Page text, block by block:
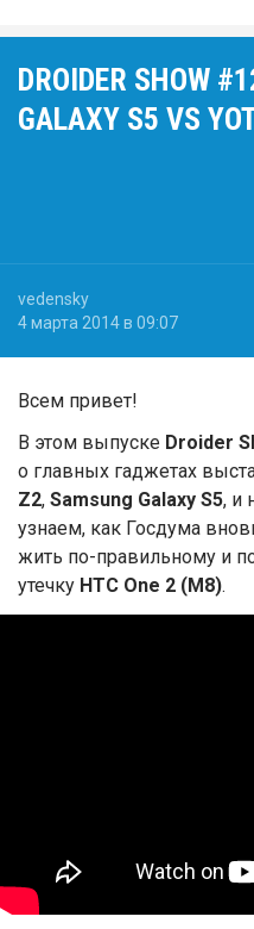
DROIDER SHOW
GALAXY S5 VS
vedensky
4 марта 2014 в 09:07
Всем привет!
В этом выпуске Droider
о главных гаджетах
Z2, Samsung Galaxy S5, и
узнаем, как Госдума
жить по-правильному и
утечку HTC One 2 (M8).